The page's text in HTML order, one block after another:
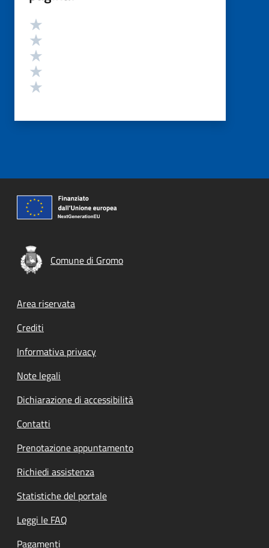
Valutazione
Comune di Gromo
Footer menu
Area riservata
Crediti
Informativa privacy
Note legali
Dichiarazione di accessibilità
Contatti
Prenotazione appuntamento
Richiedi assistenza
Statistiche del portale
Leggi le FAQ
Pagamenti